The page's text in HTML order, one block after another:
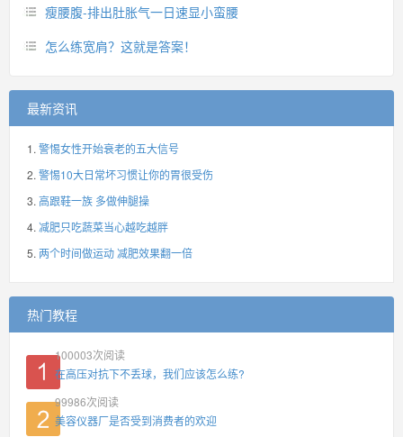
瘦腰腹-排出肚胀气一日速显小蛮腰
怎么练宽肩？这就是答案！
最新资讯
警惕女性开始衰老的五大信号
警惕10大日常坏习惯让你的胃很受伤
高跟鞋一族 多做伸腿操
减肥只吃蔬菜当心越吃越胖
两个时间做运动 减肥效果翻一倍
热门教程
100003次阅读
在高压对抗下不丢球，我们应该怎么练?
99986次阅读
美容仪器厂是否受到消费者的欢迎